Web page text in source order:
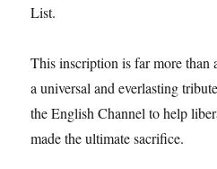
List.
This inscription is far more than
a universal and everlasting
the English Channel to help
made the ultimate sacrifice.